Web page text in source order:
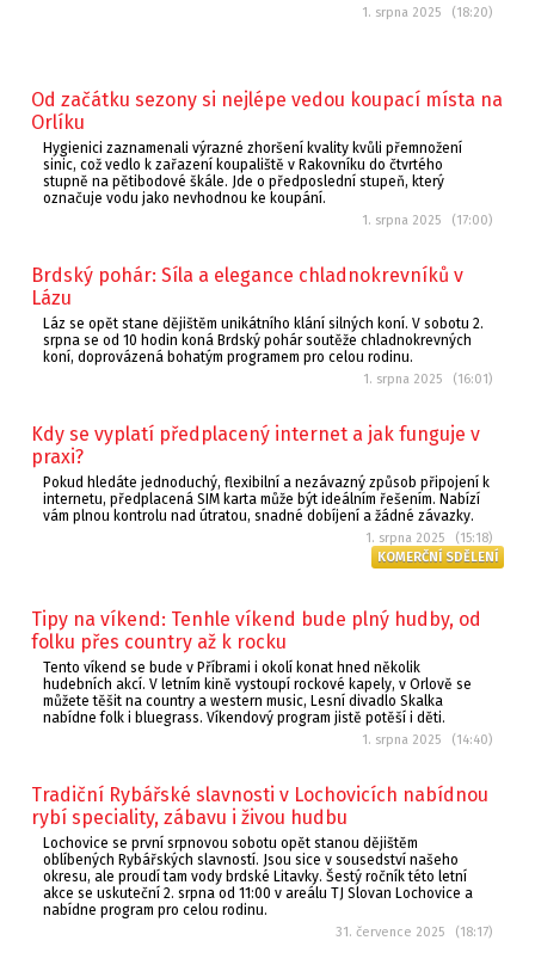
1. srpna 2025 (18:20)
Od začátku sezony si nejlépe vedou koupací místa na
Orlíku
Hygienici zaznamenali výrazné zhoršení kvality kvůli přemnožení
sinic, což vedlo k zařazení koupaliště v Rakovníku do čtvrtého
stupně na pětibodové škále. Jde o předposlední stupeň, který
označuje vodu jako nevhodnou ke koupání.
1. srpna 2025 (17:00)
Brdský pohár: Síla a elegance chladnokrevníků v
Lázu
Láz se opět stane dějištěm unikátního klání silných koní. V sobotu 2.
srpna se od 10 hodin koná Brdský pohár soutěže chladnokrevných
koní, doprovázená bohatým programem pro celou rodinu.
1. srpna 2025 (16:01)
Kdy se vyplatí předplacený internet a jak funguje v
praxi?
Pokud hledáte jednoduchý, flexibilní a nezávazný způsob připojení k
internetu, předplacená SIM karta může být ideálním řešením. Nabízí
vám plnou kontrolu nad útratou, snadné dobíjení a žádné závazky.
1. srpna 2025 (15:18)
KOMERČNÍ SDĚLENÍ
Tipy na víkend: Tenhle víkend bude plný hudby, od
folku přes country až k rocku
Tento víkend se bude v Příbrami i okolí konat hned několik
hudebních akcí. V letním kině vystoupí rockové kapely, v Orlově se
můžete těšit na country a western music, Lesní divadlo Skalka
nabídne folk i bluegrass. Víkendový program jistě potěší i děti.
1. srpna 2025 (14:40)
Tradiční Rybářské slavnosti v Lochovicích nabídnou
rybí speciality, zábavu i živou hudbu
Lochovice se první srpnovou sobotu opět stanou dějištěm
oblíbených Rybářských slavností. Jsou sice v sousedství našeho
okresu, ale proudí tam vody brdské Litavky. Šestý ročník této letní
akce se uskuteční 2. srpna od 11:00 v areálu TJ Slovan Lochovice a
nabídne program pro celou rodinu.
31. července 2025 (18:17)